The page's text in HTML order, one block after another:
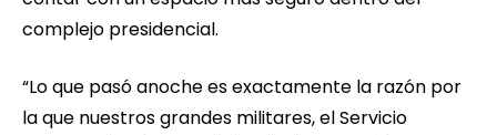
complejo presidencial.
“Lo que pasó anoche es exactamente la razón por
la que nuestros grandes militares, el Servicio